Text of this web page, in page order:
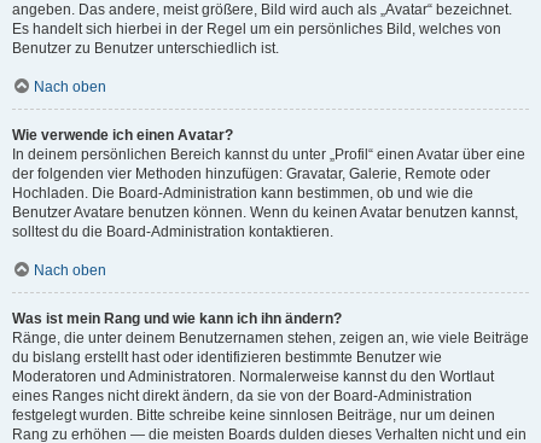
angeben. Das andere, meist größere, Bild wird auch als „Avatar“ bezeichnet.
Es handelt sich hierbei in der Regel um ein persönliches Bild, welches von
Benutzer zu Benutzer unterschiedlich ist.
Nach oben
Wie verwende ich einen Avatar?
In deinem persönlichen Bereich kannst du unter „Profil“ einen Avatar über eine
der folgenden vier Methoden hinzufügen: Gravatar, Galerie, Remote oder
Hochladen. Die Board-Administration kann bestimmen, ob und wie die
Benutzer Avatare benutzen können. Wenn du keinen Avatar benutzen kannst,
solltest du die Board-Administration kontaktieren.
Nach oben
Was ist mein Rang und wie kann ich ihn ändern?
Ränge, die unter deinem Benutzernamen stehen, zeigen an, wie viele Beiträge
du bislang erstellt hast oder identifizieren bestimmte Benutzer wie
Moderatoren und Administratoren. Normalerweise kannst du den Wortlaut
eines Ranges nicht direkt ändern, da sie von der Board-Administration
festgelegt wurden. Bitte schreibe keine sinnlosen Beiträge, nur um deinen
Rang zu erhöhen — die meisten Boards dulden dieses Verhalten nicht und ein